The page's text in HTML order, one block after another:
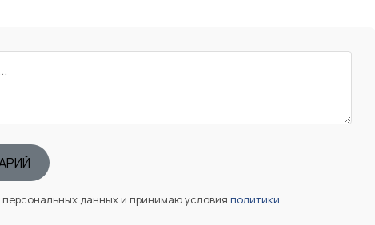
данных и принимаю условия политики